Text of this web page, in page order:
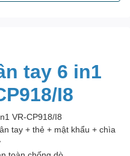
tay 6 in1
I8
VR-CP918/I8
tay + thẻ + mật khẩu + chìa